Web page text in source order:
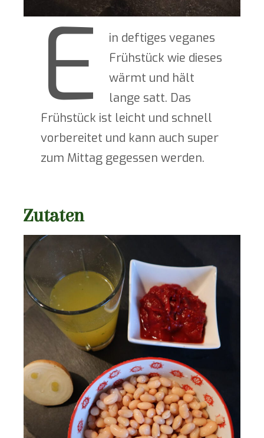
E
in deftiges veganes
Frühstück wie dieses
wärmt und hält
lange satt. Das
Frühstück ist leicht und schnell
vorbereitet und kann auch super
zum Mittag gegessen werden.
Zutaten